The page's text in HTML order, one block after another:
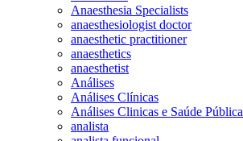
Anaesthesia Specialists
anaesthesiologist doctor
anaesthetic practitioner
anaesthetics
anaesthetist
Análises
Análises Clínicas
Análises Clinicas e Saúde Pública
analista